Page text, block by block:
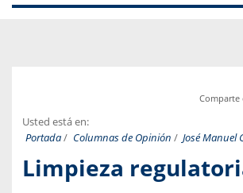
Comparte
Usted está en:
Portada/ Columnas de Opinión / José Manuel
Limpieza